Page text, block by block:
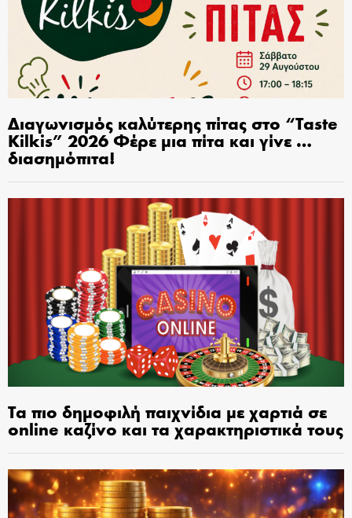
Διαγωνισμός καλύτερης πίτας στο “Taste
Kilkis” 2026 Φέρε μια πίτα και γίνε …
διασημόπιτα!
Τα πιο δημοφιλή παιχνίδια με χαρτιά σε
online καζίνο και τα χαρακτηριστικά τους